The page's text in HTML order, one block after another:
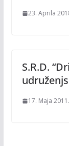
23. Aprila
S.R.D.
17. Maja 2011.